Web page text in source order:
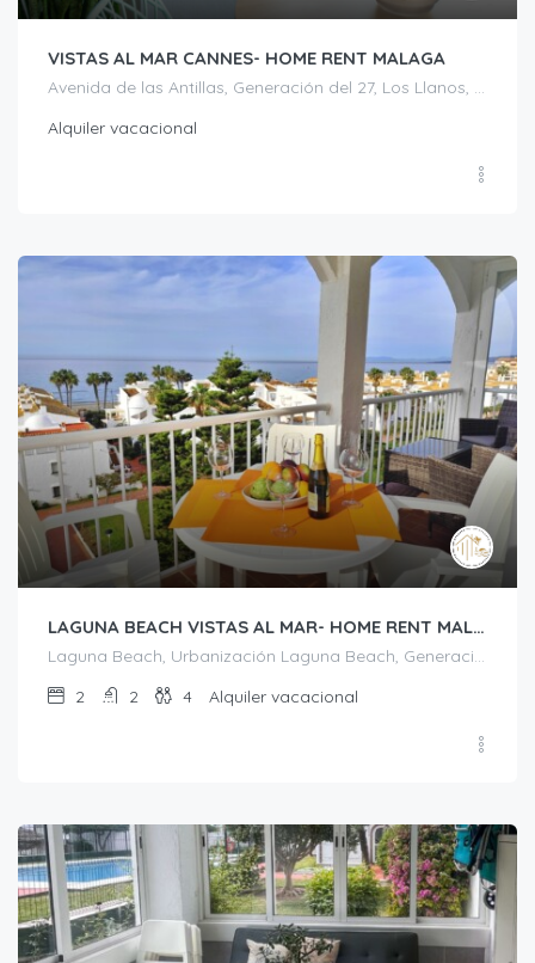
VISTAS AL MAR CANNES- HOME RENT MALAGA
Avenida de las Antillas, Generación del 27, Los Llanos, Torrox, La Axarquía, Málaga, Andalucía, 29793, España
Alquiler vacacional
LAGUNA BEACH VISTAS AL MAR- HOME RENT MALAGA
Laguna Beach, Urbanización Laguna Beach, Generación del 27, Los Llanos, Torrox, La Axarquía, Málaga, Andalucía, 29793, España
2
2 4 Alquiler vacacional